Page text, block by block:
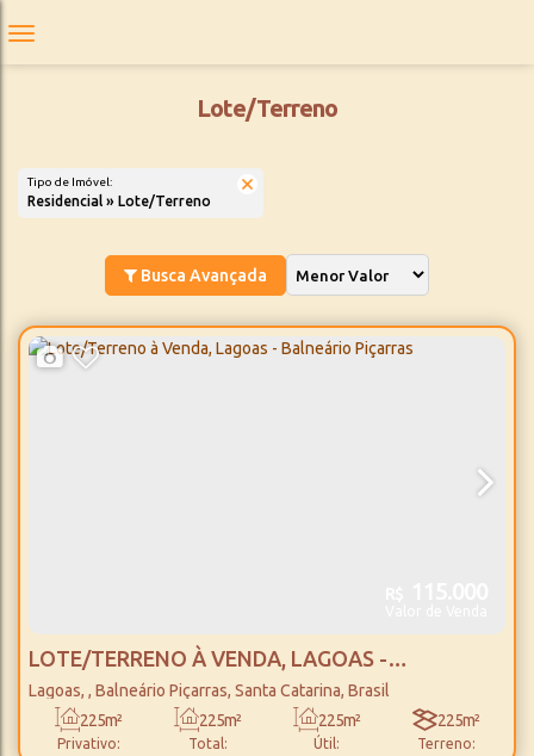
Lote/Terreno
Tipo de Imóvel:
Residencial » Lote/Terreno
Busca Avançada
LOTE/TERRENO À VENDA, LAGOAS -
BALNEÁRIO PIÇARRAS
Lagoas , Balneário Piçarras, Santa Catarina, Brasil
Privativo:
225m²
Total:
225m²
Útil:
225m²
Terreno:
225m²